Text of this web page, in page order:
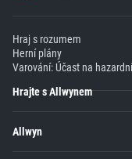
Hraj s rozumem
Herní plány
Varování: Účast na
Hrajte s Allwynem
Allwyn